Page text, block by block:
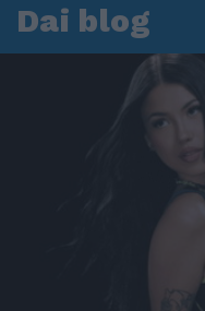
Dai blog